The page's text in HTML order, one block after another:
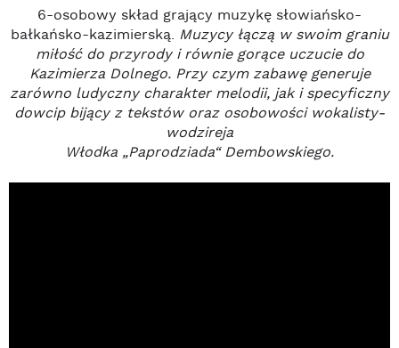
6-osobowy skład grający muzykę słowiańsko-
bałkańsko-kazimierską. Muzycy łączą w swoim graniu
miłość do przyrody i równie gorące uczucie do
Kazimierza Dolnego. Przy czym zabawę generuje
zarówno ludyczny charakter melodii, jak i specyficzny
dowcip bijący z tekstów oraz osobowości wokalisty-
wodzireja
Włodka „Paprodziada“ Dembowskiego.